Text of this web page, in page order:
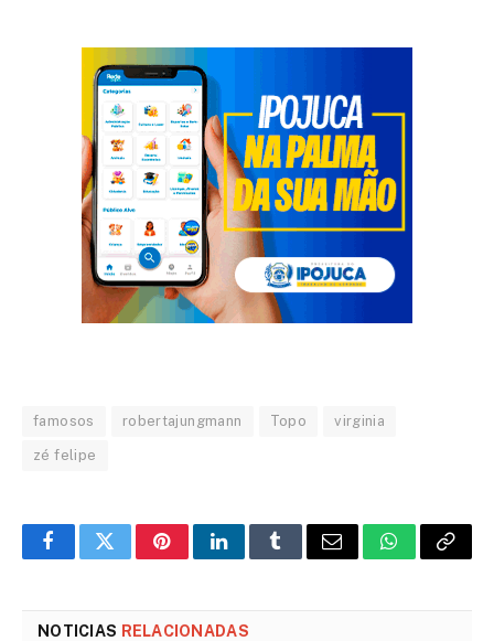
famosos robertajungmann Topo virginia
zé felipe
FacebookTwitterPinterestLinkedInTumblrEmail WhatsApp
Copy
NOTICIAS RELACIONADAS